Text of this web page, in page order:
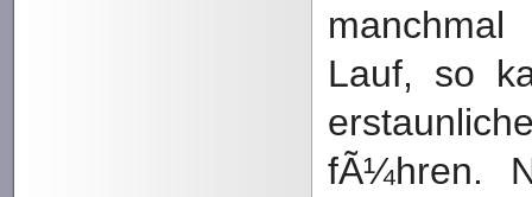
Lauf, so
fÃ¼hren.